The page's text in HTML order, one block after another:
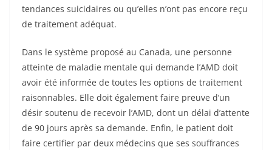
tendances suicidaires ou qu’elles n’ont pas encore reçu
de traitement adéquat.
Dans le système proposé au Canada, une personne
atteinte de maladie mentale qui demande l’AMD doit
avoir été informée de toutes les options de traitement
raisonnables. Elle doit également faire preuve d’un
désir soutenu de recevoir l’AMD, dont un délai d’attente
de 90 jours après sa demande. Enfin, le patient doit
faire certifier par deux médecins que ses souffrances